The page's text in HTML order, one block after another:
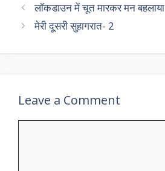
लॉकडाउन में चूत मारकर मन बहलाया
मेरी दूसरी सुहागरात- 2
Leave a Comment